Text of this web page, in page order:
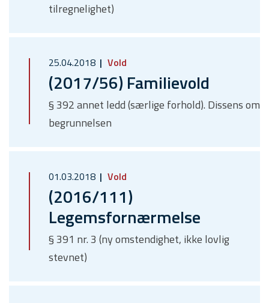
tilregnelighet)
25.04.2018 Vold
(2017/56) Familievold
§ 392 annet ledd (særlige forhold). Dissens om
begrunnelsen
01.03.2018 Vold
(2016/111)
Legemsfornærmelse
§ 391 nr. 3 (ny omstendighet, ikke lovlig
stevnet)